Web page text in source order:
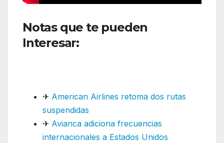
Notas que te pueden
Interesar:
✈ American Airlines retoma dos rutas
suspendidas
✈ Avianca adiciona frecuencias
internacionales a Estados Unidos